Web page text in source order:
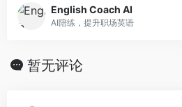
English Coach AI
AI陪练，提升职场英语
暂无评论